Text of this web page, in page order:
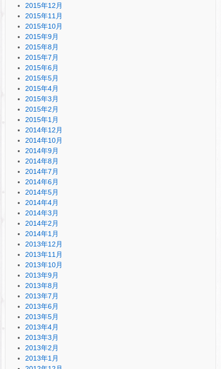
2015年12月
2015年11月
2015年10月
2015年9月
2015年8月
2015年7月
2015年6月
2015年5月
2015年4月
2015年3月
2015年2月
2015年1月
2014年12月
2014年10月
2014年9月
2014年8月
2014年7月
2014年6月
2014年5月
2014年4月
2014年3月
2014年2月
2014年1月
2013年12月
2013年11月
2013年10月
2013年9月
2013年8月
2013年7月
2013年6月
2013年5月
2013年4月
2013年3月
2013年2月
2013年1月